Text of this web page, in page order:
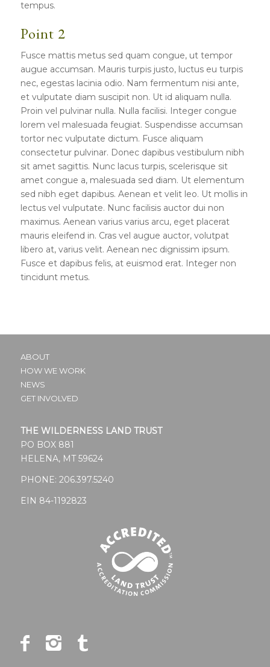
tempus.
Point 2
Fusce mattis metus sed quam congue, ut tempor
augue accumsan. Mauris turpis justo, luctus eu turpis
nec, egestas lacinia odio. Nam fermentum nisi ante,
et vulputate diam suscipit non. Ut id aliquam nulla.
Proin vel pulvinar nulla. Nulla facilisi. Integer congue
lorem vel malesuada feugiat. Suspendisse accumsan
tortor nec vulputate dictum. Fusce aliquam
consectetur pulvinar. Donec dapibus vestibulum nibh
sit amet sagittis. Nunc lacus turpis, scelerisque sit
amet congue a, malesuada sed diam. Ut elementum
sed nibh eget dapibus. Aenean et velit leo. Ut mollis in
lectus vel vulputate. Nunc facilisis auctor dui non
maximus. Aenean varius varius arcu, eget placerat
mauris eleifend in. Cras vel augue auctor, volutpat
libero at, varius velit. Aenean nec dignissim ipsum.
Fusce et dapibus felis, at euismod erat. Integer non
tincidunt metus.
ABOUT
HOW WE WORK
NEWS
GET INVOLVED
THE WILDERNESS LAND TRUST
PO BOX 881
HELENA, MT 59624
PHONE: 206.397.5240
EIN 84-1192823